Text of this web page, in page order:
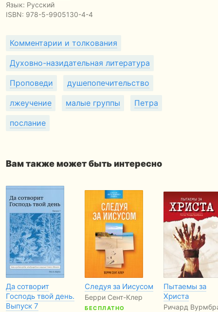
Язык: Русский
ISBN: 978-5-9905130-4-4
Комментарии и толкования
Духовно-назидательная литература
Проповеди душепопечительство
лжеучение малые группы Петра
послание
Вам также может быть интересно
Да сотворит
Господь твой день.
Выпуск 7
Следуя за Иисусом
Берри Сент-Клер
БЕСПЛАТНО
Пытаемы за
Христа
Ричард